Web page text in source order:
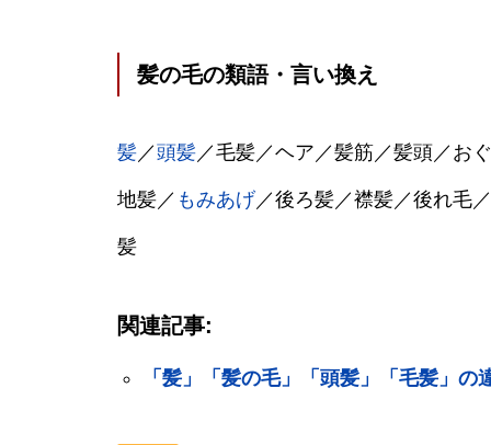
髪の毛の類語・言い換え
髪／頭髪／毛髪／ヘア／髪筋／髪頭／お
地髪／ もみあげ／後ろ髪／襟髪／後れ毛
髪
関連記事:
「髪」「髪の毛」「頭髪」「毛髪」の